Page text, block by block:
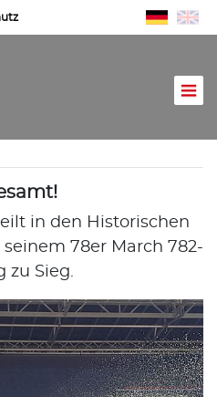
in den Historischen
78er March 782-
zu Sieg.